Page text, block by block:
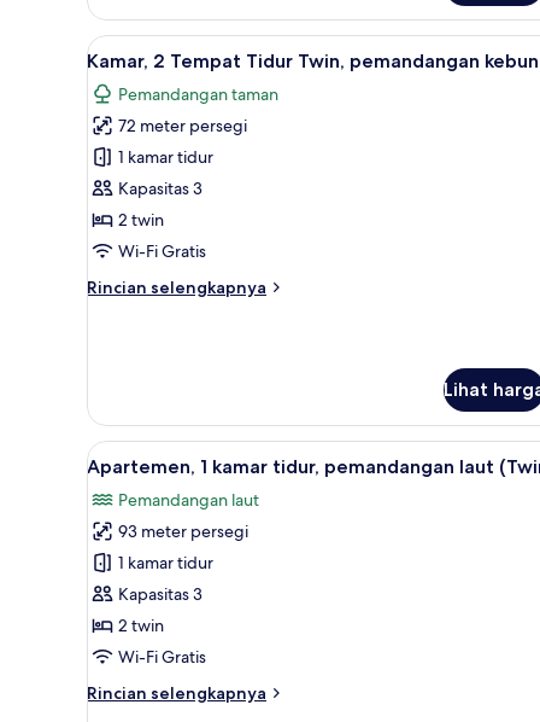
Apartemen,
kamar
tidur,
pemandangan
kebun
Lihat
semua
foto
untuk
Kamar,
2
Tempat
Tidur
pemandangan
Seprai premium, minibar,
3
Kamar, 2 Tempat Tidur Twin, pemandangan kebun
Pemandangan taman
72 meter persegi
1 kamar tidur
Kapasitas 3
2 twin
Wi-Fi Gratis
Rincian selengkapnya
Rincian
Tempat
Tidur
Twin,
pemandangan
kebun
Lihat
Lihat
semua
foto
untuk
Apartemen,
1
kamar
tidur,
laut
Seprai premium, minibar,
5
Apartemen, 1 kamar tidur, pemandangan laut
Pemandangan laut
93 meter persegi
1 kamar tidur
Kapasitas 3
2 twin
Wi-Fi Gratis
Rincian selengkapnya
Rincian